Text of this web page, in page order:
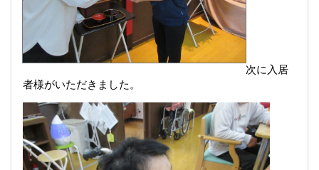
次に入居
者様がいただきました。